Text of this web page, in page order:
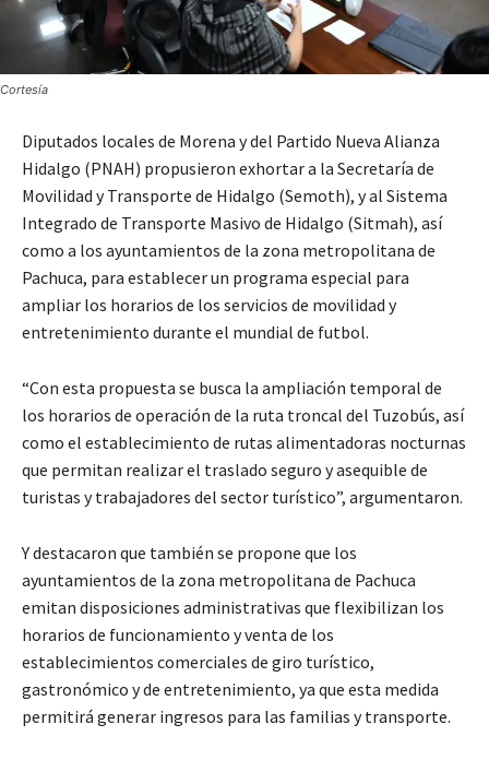
Cortesía
Diputados locales de Morena y del Partido Nueva Alianza
Hidalgo (PNAH) propusieron exhortar a la Secretaría de
Movilidad y Transporte de Hidalgo (Semoth), y al Sistema
Integrado de Transporte Masivo de Hidalgo (Sitmah), así
como a los ayuntamientos de la zona metropolitana de
Pachuca, para establecer un programa especial para
ampliar los horarios de los servicios de movilidad y
entretenimiento durante el mundial de futbol.
“Con esta propuesta se busca la ampliación temporal de
los horarios de operación de la ruta troncal del Tuzobús, así
como el establecimiento de rutas alimentadoras nocturnas
que permitan realizar el traslado seguro y asequible de
turistas y trabajadores del sector turístico”, argumentaron.
Y destacaron que también se propone que los
ayuntamientos de la zona metropolitana de Pachuca
emitan disposiciones administrativas que flexibilizan los
horarios de funcionamiento y venta de los
establecimientos comerciales de giro turístico,
gastronómico y de entretenimiento, ya que esta medida
permitirá generar ingresos para las familias y transporte.